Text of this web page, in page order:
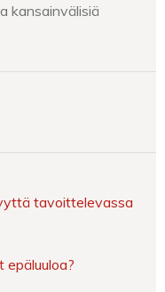
kansainvälisiä
tavoittelevassa